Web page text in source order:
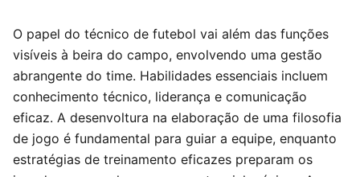
O papel do técnico de futebol vai além das funções
visíveis à beira do campo, envolvendo uma gestão
abrangente do time. Habilidades essenciais incluem
conhecimento técnico, liderança e comunicação
eficaz. A desenvoltura na elaboração de uma filosofia
de jogo é fundamental para guiar a equipe, enquanto
estratégias de treinamento eficazes preparam os